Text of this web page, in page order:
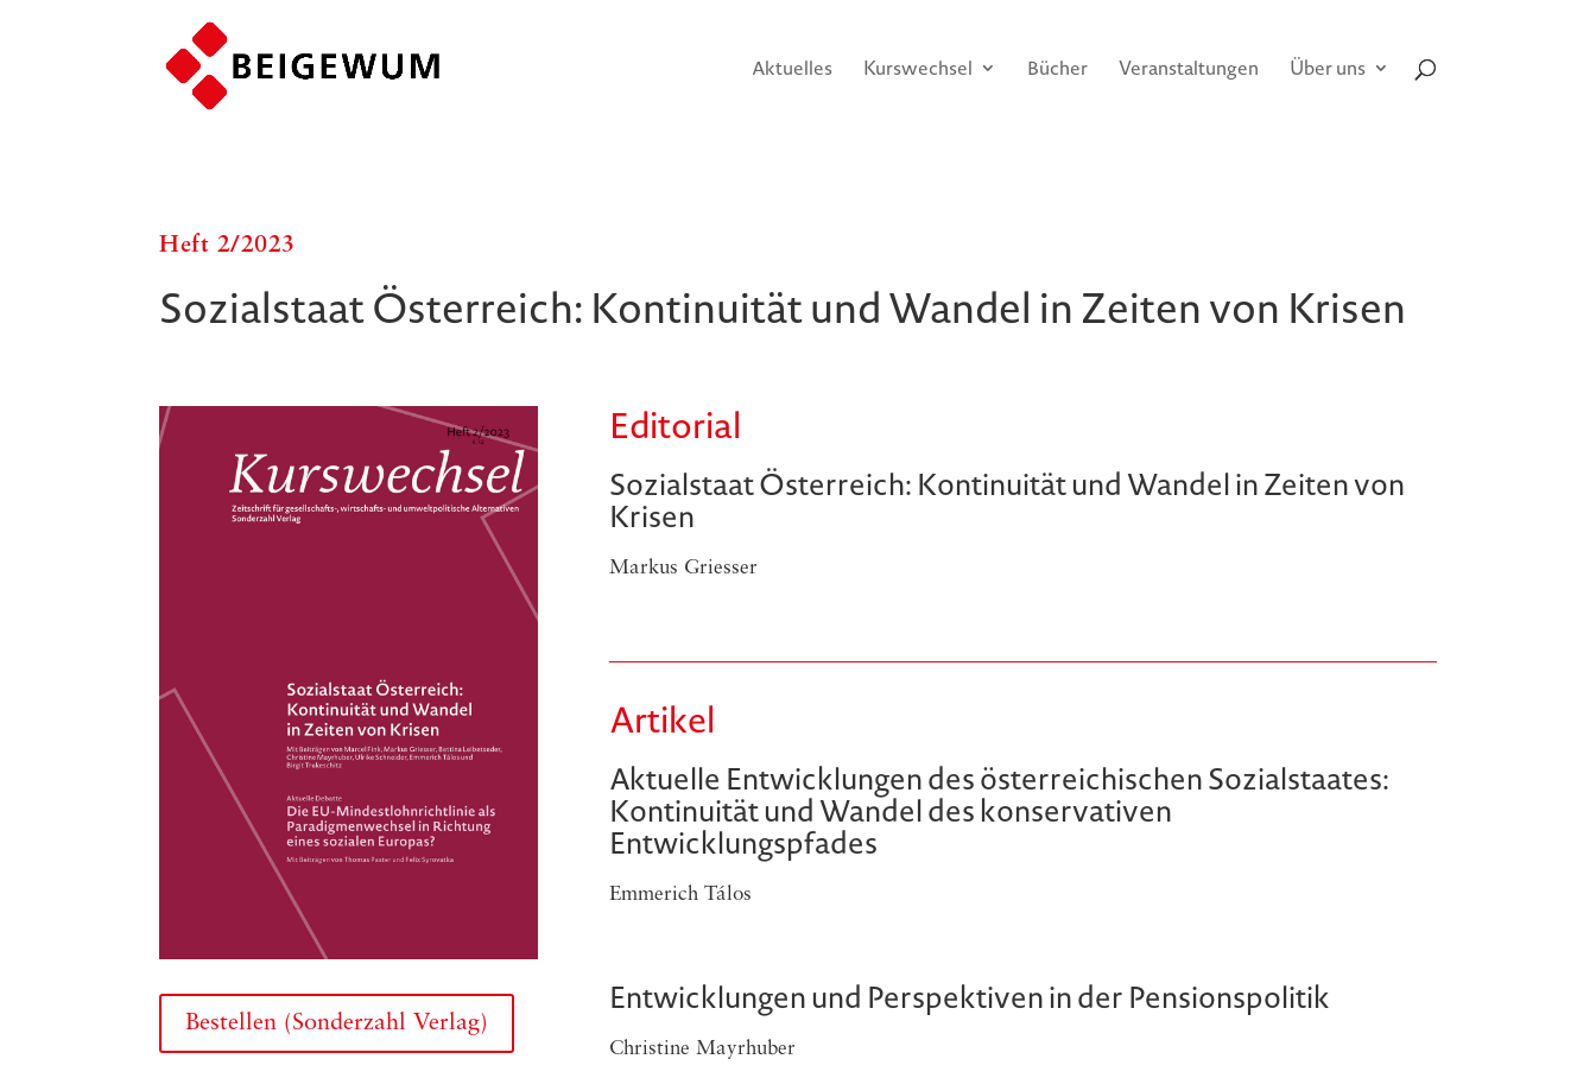
Aktuelles Kurswechsel Bücher Veranstaltungen Über uns
Heft 2/​​2023
Sozialstaat Österreich: Kontinuität und Wandel in Zeiten von Krisen
Bestellen (Sonderzahl Verlag)
Editorial
Sozialstaat Österreich: Kontinuität und Wandel in Zeiten von
Krisen
Markus Griesser
Artikel
Aktuelle Entwicklungen des österreichischen Sozialstaates:
Kontinuität und Wandel des konservativen
Entwicklungspfades
Emmerich Tálos
Entwicklungen und Perspektiven in der Pensionspolitik
Christine Mayrhuber